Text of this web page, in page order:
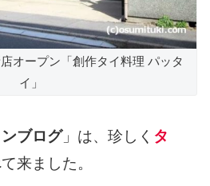
オープン「創作タイ料理 パッタ
イ」
ブログ」は、珍しく タ
来ました。